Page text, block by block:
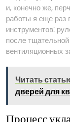
и, конечно же,
работы я еще раз
инструментов⁚
после
вентиляционных
Читать
дверей для